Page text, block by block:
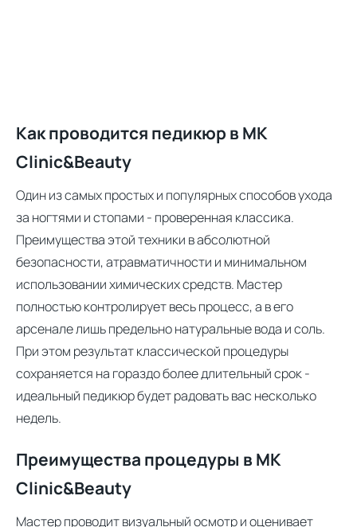
Как проводится педикюр в MK
Clinic&Beauty
Один из самых простых и популярных способов ухода
за ногтями и стопами - проверенная классика.
Преимущества этой техники в абсолютной
безопасности, атравматичности и минимальном
использовании химических средств. Мастер
полностью контролирует весь процесс, а в его
арсенале лишь предельно натуральные вода и соль.
При этом результат классической процедуры
сохраняется на гораздо более длительный срок -
идеальный педикюр будет радовать вас несколько
недель.
Преимущества процедуры в MK
Clinic&Beauty
Мастер проводит визуальный осмотр и оценивает